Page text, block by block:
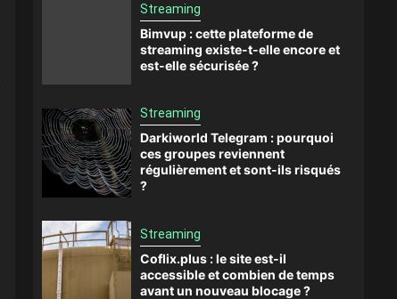
Streaming
Bimvup : cette plateforme de
streaming existe-t-elle encore et
est-elle sécurisée ?
Streaming
Darkiworld Telegram : pourquoi
ces groupes reviennent
régulièrement et sont-ils risqués
?
Streaming
Coflix.plus : le site est-il
accessible et combien de temps
avant un nouveau blocage ?